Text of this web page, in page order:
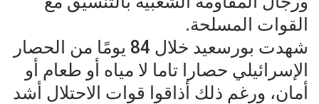
القوات المسلحة.
شهدت بورسعيد خلال 84 يومًا من الحصار
الإسرائيلي حصارا تاما لا مياه أو طعام أو
أمان، ورغم ذلك أذاقوا قوات الاحتلال أشد